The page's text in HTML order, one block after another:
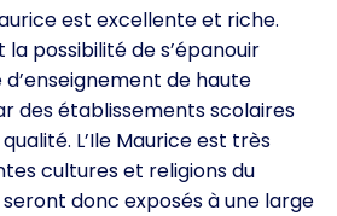
est excellente et riche.
possibilité de s’épanouir
de haute
des établissements scolaires
L’Ile Maurice est très
cultures et religions du
donc exposés à une large